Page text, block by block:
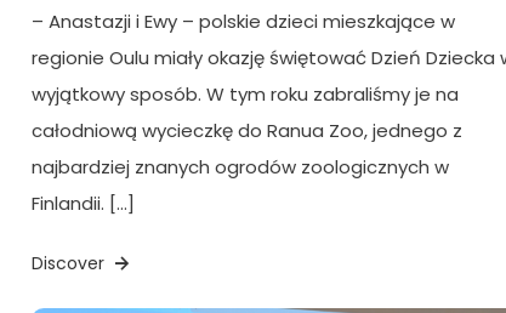
– Anastazji i Ewy – polskie dzieci mieszkające w
regionie Oulu miały okazję świętować Dzień Dziecka
wyjątkowy sposób. W tym roku zabraliśmy je na
całodniową wycieczkę do Ranua Zoo, jednego z
najbardziej znanych ogrodów zoologicznych w
Finlandii. […]
Discover